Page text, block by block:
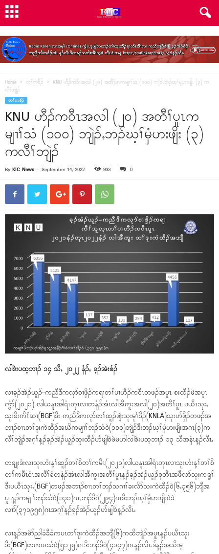
Home တၢ်ကစီၣ်
KNU ဟီၣ်က၀ီၤအလါ (၂၀) အတီၢ်ပူၤကမျၢၢ်သံ (၁၀၀) ဘျဲၣ်ႇဘၣ်ဃ့ၢ်မှံဟးဖျိး (၃) က
လီၢ်ဘျဲၣ်
တၢ်ကစီၣ်
KNU ဟီၣ်က၀ီၤအလါ (၂၀) အတီၢ်ပူၤက
မျၢၢ်သံ (၁၀၀) ဘျဲၣ်ႇဘၣ်ဃ့ၢ်မှံဟးဖျိး (၃)
ကလီၢ်ဘျဲၣ်
By KIC News - September 14, 2022 933 0
လါစဲးပထ့ဘၢၣ် ၁၄ သီႇ ၂၀၂၂ နံၣ်ႇ ခ့ၣ်အဲးစံၣ်
လၢခ့ၣ်အဲၣ်ယူၣ်–ကညီဒီကလုာ်စၢဖှိၣ်ကရၢတၢ်ပၢဟီၣ်က၀ီၤတဖၣ်အပူၤ စးထီၣ်ဖဲအပူၤ
ကွံာ်(၂၀၂၁) လါယနူၤအါရံၤတုၤလၢတနံၣ်အံၤလါအီကူးအလါ(၂၀)အတီၢ်ပူၤ ပယီၤသုးႇ
သုးခိးကီၢ်ဆၢ(BGF)ဒီး ကညီဒီကလုာ်တၢ်ထူၣ်ဖျဲးသုးမုၢ်ဒိၣ်(KNLA)သုးပာ်ဖှိၣ်တဖၣ်အ
ဘၢၣ်စၢၤတၢ်ဒုးကဲထီၣ်အဃိကမျၢၢ်ဘၣ်သံ၀ဲ(၁၀၀)ဘျဲၣ်ဒီးဘၣ်ဃ့ၢ်မှံဟးဖျိးအဂၤ(၃)က
လီၢ်ဘျဲၣ်အဂ့ၢ်န့ၣ်ခ့ၣ်အဲၣ်ယူၣ်ထုးထီၣ်ပာ်ဖျါ၀ဲဖဲမဟါလါစဲးပထ့ဘၢၣ် ၁၃ သီအနံၤန့ၣ်လီၤႉ
တချုးဒံးလၢသုးဟံးန့ၢ်ဆူၣ်တၢ်စိတၢ်ကမီၤ(၂၀၂၁)လါယနူၤအါရံၤတုၤလၢသုးဟံးန့ၢ်တၢ်စိ
တၢ်ကမီၤ၀ံၤအလီၢ်ခံတနံၣ်အံၤလါအီကူးအတီၢ်ပူၤန့ၣ်ခ့ၣ်အဲၣ်ယူၣ်စုတီၤအဖီလာ်သုးကရူၢ်
ဒီးပယီၤသုးႇ(BGF)တဖၣ်အဘၢၣ်စၢၤတၢ်ဘၣ်သဂၢၢ်ခးလိာ်သးကဲထီၣ်၀ဲ(၆ႇ၃၅၆)ဘျီအ
ပူၤန့ၣ်ကမျၢၢ်ဘၣ်သံ၀ဲ(၁၃၁)ဂၤႇဘၣ်ဒိ၀ဲ(၂၉၄)ဂၤဒီးဘၣ်ဃ့ၢ်မှံဟးဖျိး၀ဲခဲ
လၢာ်(၃၇၁၉၅၈)ဂၤအဂ့ၢ်န့ၣ်ခ့ၣ်အဲၣ်ယူၣ်ပာ်ဖျါ၀ဲန့ၣ်လီၤႉ
လၢန့ၣ်အမဲာ်ညါခံခီခံကပၤတၢ်ဒုးကဲထီၣ်အဘျီ(၆)ကထိဘျဲၣ်အပူၤန့ၣ်ပယီၤသုး
ဒီး(BGF)တကပၤသံ၀ဲ(၅၁၂၅)ဂၤဒီးဘၣ်ဒိ၀ဲ(၄၁၄၇)ဂၤန့ၣ်လီၤႉဒ်န့ၣ်အသိးမ့